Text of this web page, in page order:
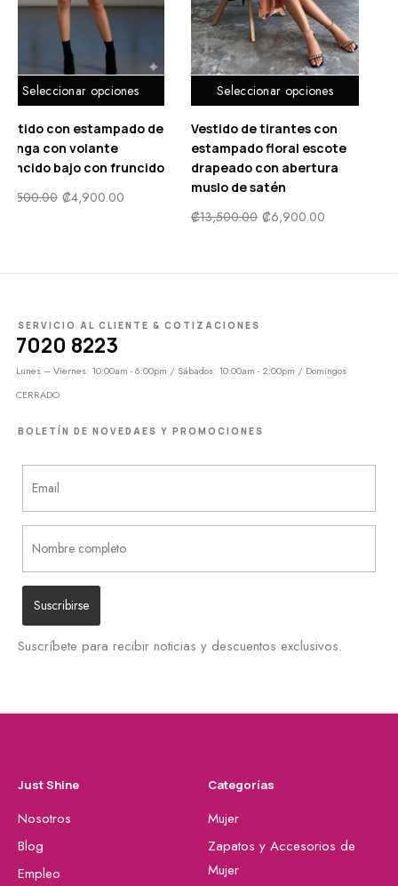
Seleccionar opciones
Vestido de cóctel de
encaje floral sin mangas
Asimetrico
12,000.00 ₡6,000.00
Seleccionar opciones
Vestido con estampado de
manga con volante
fruncido bajo con fruncido
₡9,500.00 ₡4,900.00
SERVICIO AL CLIENTE & COTIZACIONES
7020 8223
Lunes – Viernes: 10:00am - 6:00pm / Sábados: 10:00am - 2:00pm / Domingos
CERRADO
BOLETÍN DE NOVEDAES Y PROMOCIONES
Suscríbete para recibir noticias y descuentos exclusivos.
Just Shine
Nosotros
Blog
Empleo
Categorías
Mujer
Zapatos y Accesorios de
Mujer